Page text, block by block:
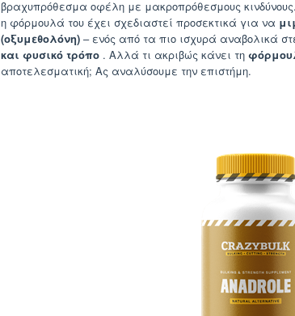
βραχυπρόθεσμα οφέλη με μακροπρόθεσμους
η φόρμουλά του έχει σχεδιαστεί προσεκτικά για να
(οξυμεθολόνη) – ενός από τα πιο ισχυρά αναβολικά
και φυσικό τρόπο . Αλλά τι ακριβώς κάνει τη
αποτελεσματική; Ας αναλύσουμε την επιστήμη.